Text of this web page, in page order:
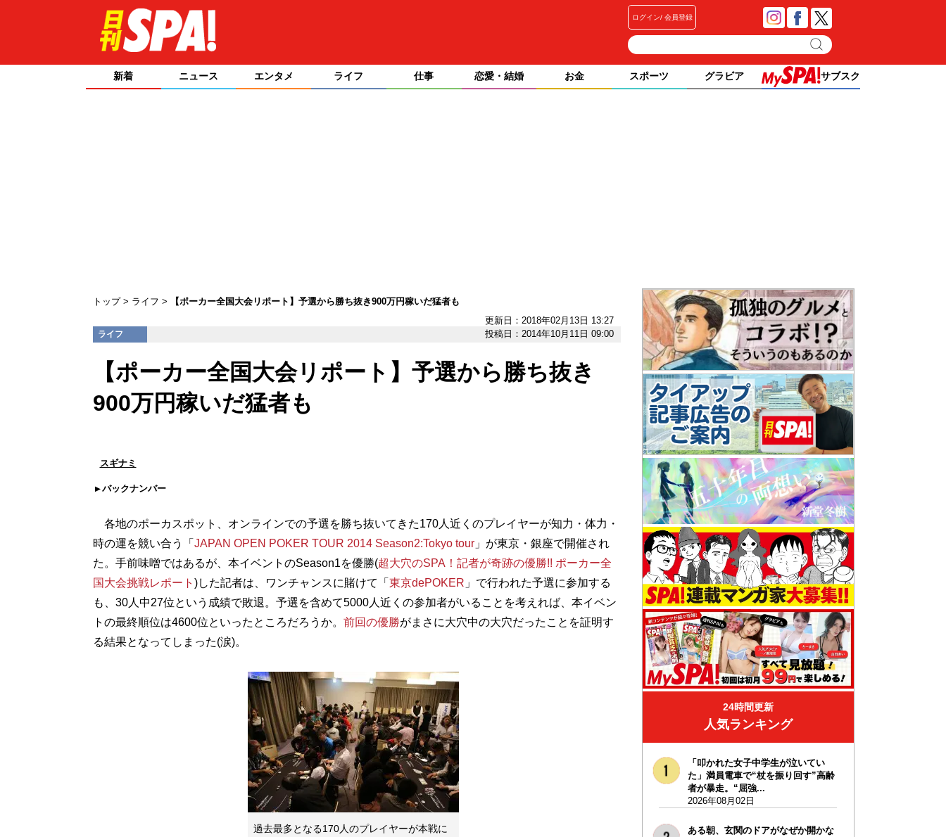
ログイン 会員登録
新着 ニュース エンタメ ライフ 仕事 恋愛・結婚 お金 スポーツ グラビア サブスク
トップ ライフ
【ポーカー全国大会リポート】予選から勝ち抜き900万円稼いだ猛者も
更新日：2018年02月13日 13:27
ライフ 投稿日：2014年10月11日 09:00
【ポーカー全国大会リポート】予選から勝ち抜き
900万円稼いだ猛者も
スギナミ
バックナンバー
各地のポーカスポット、オンラインでの予選を勝ち抜いてきた170人近くのプレイヤーが知力・体力・
時の運を競い合う「 JAPAN OPEN POKER TOUR 2014 Season2:Tokyo tour」が東京・銀座で開催され
た。手前味噌ではあるが、本イベントのSeason1を優勝(超大穴のSPA！記者が奇跡の優勝!! ポーカー全
国大会挑戦レポート )した記者は、ワンチャンスに賭けて「 東京dePOKER 」で行われた予選に参加する
も、30人中27位という成績で敗退。予選を含めて5000人近くの参加者がいることを考えれば、本イベン
トの最終順位は4600位といったところだろうか。 前回の優勝がまさに大穴中の大穴だったことを証明す
る結果となってしまった(涙)。
過去最多となる170人のプレイヤーが本戦に
24時間更新
人気ランキング
「叩かれた女子中学生が泣いてい
た」満員電車で“杖を振り回す”高齢
者が暴走。“屈強...
2026年08月02日
ある朝、玄関のドアがなぜか開かな